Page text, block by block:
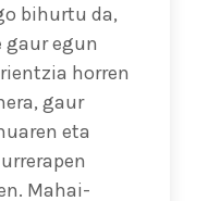
bihurtu da,
gaur egun
horren
gaur
eta
Mahai-